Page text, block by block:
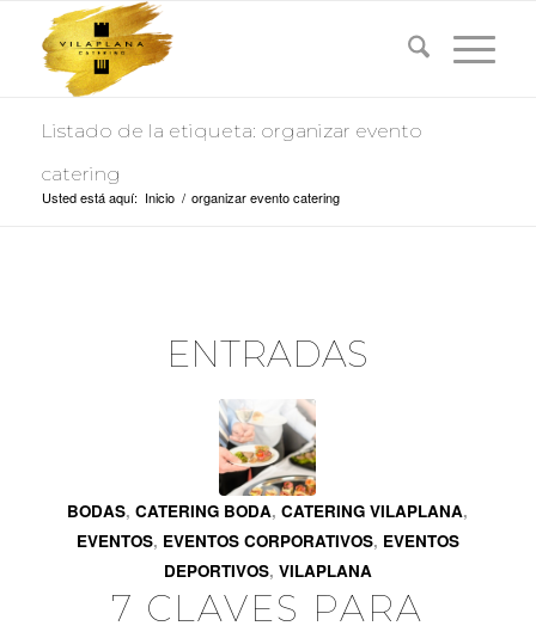
Listado de la etiqueta: organizar evento
catering
Usted está aquí: Inicio / organizar evento catering
ENTRADAS
BODAS,CATERING BODA,CATERING VILAPLANA,
EVENTOS, EVENTOS CORPORATIVOS, EVENTOS
DEPORTIVOS, VILAPLANA
7 CLAVES PARA